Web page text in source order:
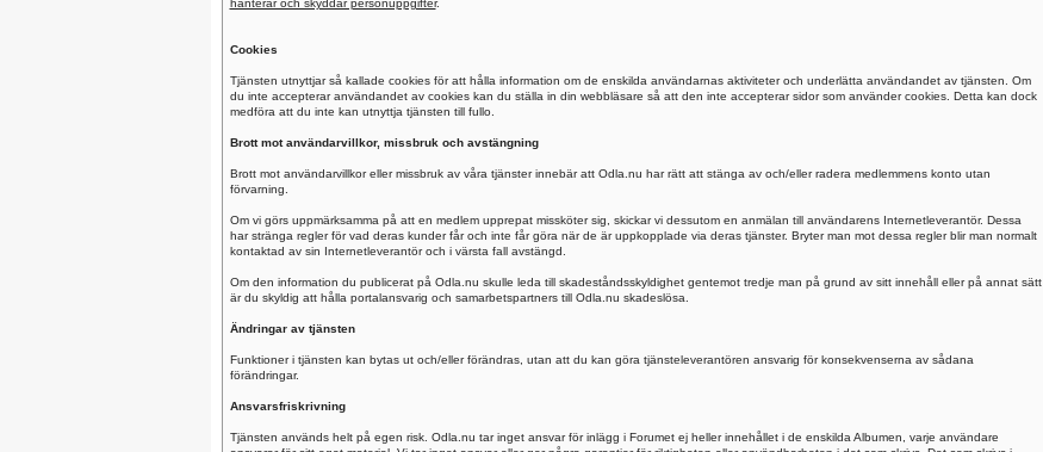
hanterar och skyddar personuppgifter.
Cookies
Tjänsten utnyttjar så kallade cookies för att hålla information om de enskilda användarnas aktiviteter och underlätta användandet av tjänsten. Om
du inte accepterar användandet av cookies kan du ställa in din webbläsare så att den inte accepterar sidor som använder cookies. Detta kan dock
medföra att du inte kan utnyttja tjänsten till fullo.
Brott mot användarvillkor, missbruk och avstängning
Brott mot användarvillkor eller missbruk av våra tjänster innebär att Odla.nu har rätt att stänga av och/eller radera medlemmens konto utan
förvarning.
Om vi görs uppmärksamma på att en medlem upprepat missköter sig, skickar vi dessutom en anmälan till användarens Internetleverantör. Dessa
har stränga regler för vad deras kunder får och inte får göra när de är uppkopplade via deras tjänster. Bryter man mot dessa regler blir man normalt
kontaktad av sin Internetleverantör och i värsta fall avstängd.
Om den information du publicerat på Odla.nu skulle leda till skadeståndsskyldighet gentemot tredje man på grund av sitt innehåll eller på annat sätt
är du skyldig att hålla portalansvarig och samarbetspartners till Odla.nu skadeslösa.
Ändringar av tjänsten
Funktioner i tjänsten kan bytas ut och/eller förändras, utan att du kan göra tjänsteleverantören ansvarig för konsekvenserna av sådana
förändringar.
Ansvarsfriskrivning
Tjänsten används helt på egen risk. Odla.nu tar inget ansvar för inlägg i Forumet ej heller innehållet i de enskilda Albumen, varje användare